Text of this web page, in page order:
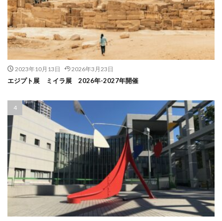
2023年10月13日 2026年3月23日
エジプト展 ミイラ展 2026年-2027年開催